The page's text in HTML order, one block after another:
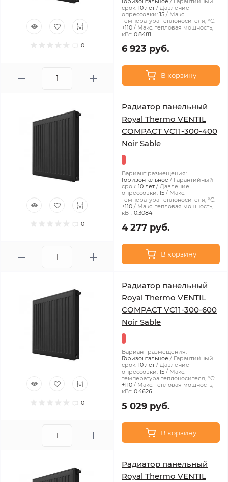
0
срок: 10 лет
Давление
опрессовки: 15
Макс.
температура теплоносителя, °С:
+110
Макс. тепловая мощность,
кВт: 0.8481
6 923 руб.
В корзину
0
Радиатор панельный
Royal Thermo VENTIL
COMPACT VC11-300-400
Noir Sable
Вариант размещения:
Горизонтальное
Гарантийный
срок: 10 лет
Давление
опрессовки: 15
Макс.
температура теплоносителя, °С:
+110
Макс. тепловая мощность,
кВт: 0.3084
4 277 руб.
В корзину
0
Радиатор панельный
Royal Thermo VENTIL
COMPACT VC11-300-600
Noir Sable
Вариант размещения:
Горизонтальное
Гарантийный
срок: 10 лет
Давление
опрессовки: 15
Макс.
температура теплоносителя, °С:
+110
Макс. тепловая мощность,
кВт: 0.4626
5 029 руб.
В корзину
Радиатор панельный
Royal Thermo VENTIL